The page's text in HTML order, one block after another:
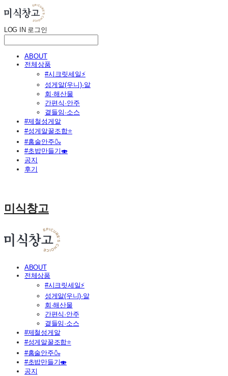
LOG IN 로그인
ABOUT
전체상품
#시크릿세일⚡
성게알(우니)·알
회·해산물
간편식·안주
곁들임·소스
#제철성게알
#성게알꿀조합⭐
#홈술안주🍶
#초밥만들기🍣
공지
후기
미식창고
ABOUT
전체상품
#시크릿세일⚡
성게알(우니)·알
회·해산물
간편식·안주
곁들임·소스
#제철성게알
#성게알꿀조합⭐
#홈술안주🍶
#초밥만들기🍣
공지